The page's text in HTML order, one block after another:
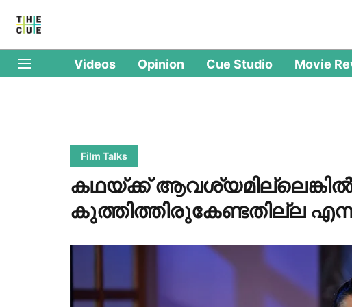
Videos Opinion Cue Studio Movie
Film Talks
കഥയ്ക്ക് ആവശ്യമില്ലെങ്കിൽ
കുത്തിത്തിരുകേണ്ടതില്ല